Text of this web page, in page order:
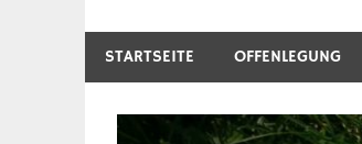
STARTSEITE OFFENLEGUNG